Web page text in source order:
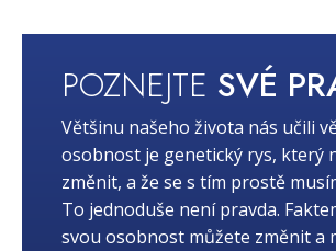
POZNEJTE SVÉ
Většinu našeho života nás učili
osobnost je genetický rys, který
změnit, a že se s tím prostě
To jednoduše není pravda.
svou osobnost můžete změnit a